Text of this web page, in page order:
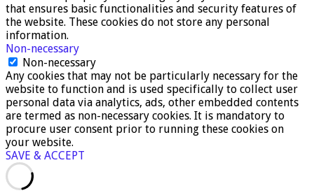
that ensures basic functionalities and security features of
the website. These cookies do not store any personal
information.
Non-necessary
Non-necessary
Any cookies that may not be particularly necessary for the
website to function and is used specifically to collect user
personal data via analytics, ads, other embedded contents
are termed as non-necessary cookies. It is mandatory to
procure user consent prior to running these cookies on
your website.
SAVE & ACCEPT